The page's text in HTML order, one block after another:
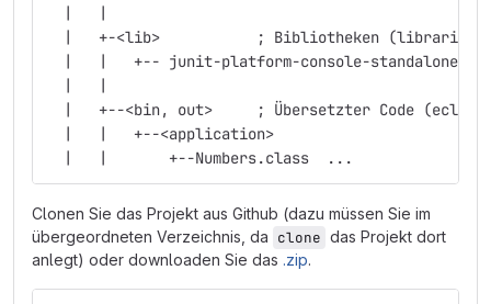
  |   |
|   +-<lib>           ; Bibliotheken
|   |   +-- junit-platform-console-standalone-
  |   |
|   +--<bin, out>     ; Übersetzter Code
  |   |   +--<application>
  |   |       +--Numbers.class  ...
Clonen Sie das Projekt aus Github (dazu müssen Sie im
übergeordneten Verzeichnis, da clone das Projekt dort
anlegt) oder downloaden Sie das .zip.